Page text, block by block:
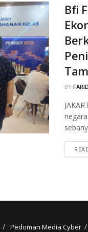
Bfi
BY
Pedoman Media Cyber